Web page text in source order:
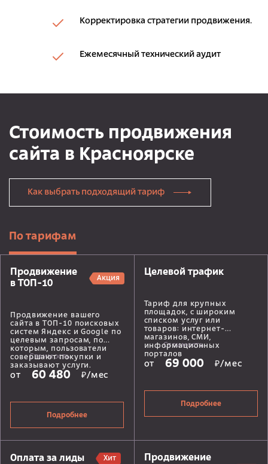
Корректировка стратегии продвижения.
Ежемесячный технический аудит
Стоимость продвижения
сайта в Красноярске
Как выбрать подходящий тариф
По тарифам
Продвижение
в ТОП-10
Акция
Продвижение вашего
сайта в ТОП-10 поисковых
систем Яндекс и Google по
целевым запросам, по
которым, пользователи
совершают покупки и
заказывают услуги.
Стоимость
от 60 480 ₽/мес
Подробнее
Целевой трафик
Тариф для крупных
площадок, с широким
списком услуг или
товаров: интернет-
магазинов, СМИ,
информационных
порталов
Стоимость
от 69 000 ₽/мес
Подробнее
Оплата за лиды Хит
Продвижение